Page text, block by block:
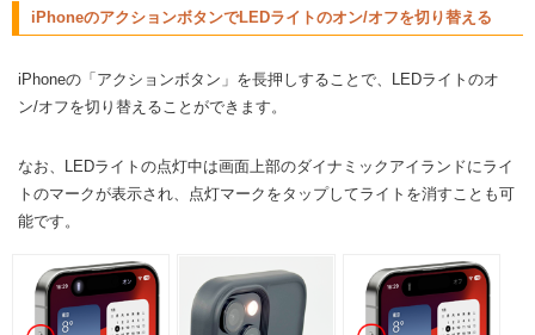
iPhoneのアクションボタンでLEDライトのオン/オフを切り替える
iPhoneの「アクションボタン」を長押しすることで、LEDライトのオ
ン/オフを切り替えることができます。
なお、LEDライトの点灯中は画面上部のダイナミックアイランドにライ
トのマークが表示され、点灯マークをタップしてライトを消すことも可
能です。